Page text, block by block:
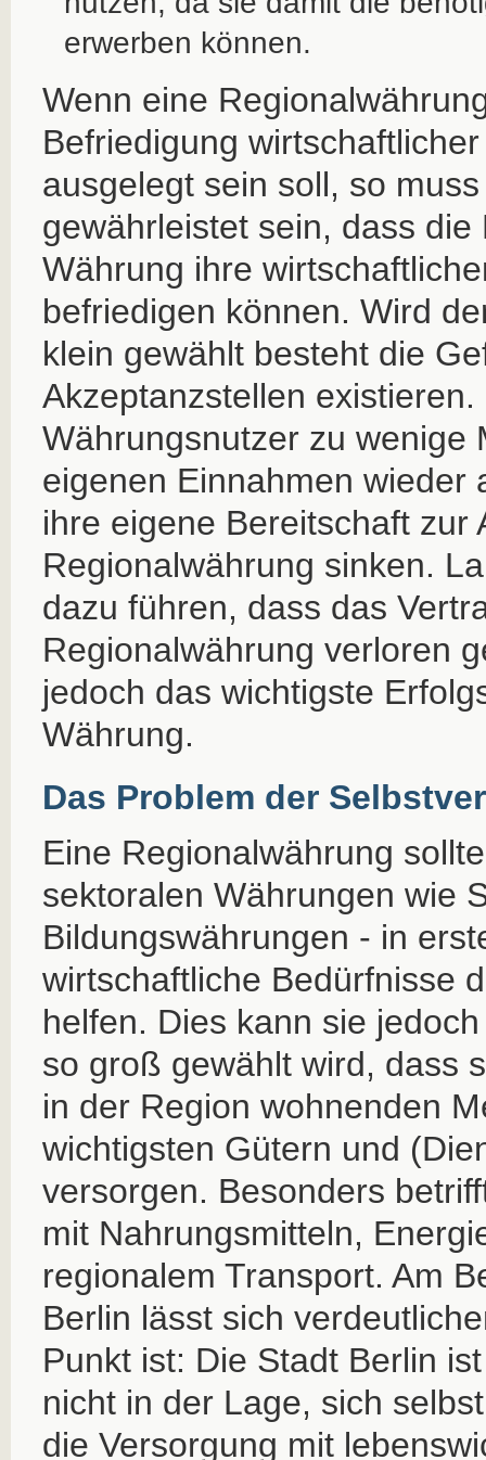
erwerben können.
Wenn eine
Befriedigung
ausgelegt sein soll, so
gewährleistet sein, dass die
Währung ihre
befriedigen können. Wird
klein gewählt besteht die
Akzeptanzstellen
Währungsnutzer zu wenige
eigenen Einnahmen wieder
ihre eigene Bereitschaft zur
Regionalwährung sinken.
dazu führen, dass das
Regionalwährung verloren
jedoch das wichtigste
Währung.
Das Problem der
Eine Regionalwährung
sektoralen Währungen wie
Bildungswährungen - in
wirtschaftliche Bedürfnisse
helfen. Dies kann sie
so groß gewählt wird, dass
in der Region wohnenden
wichtigsten Gütern und
versorgen. Besonders
mit Nahrungsmitteln,
regionalem Transport. Am
Berlin lässt sich
Punkt ist: Die Stadt Berlin
nicht in der Lage, sich
die Versorgung mit